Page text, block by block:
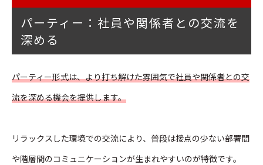
パーティー：社員や関係者との交流を
深める
パーティー形式は、より打ち解けた雰囲気で社員や関係者との交
流を深める機会を提供します。
リラックスした環境での交流により、普段は接点の少ない部署間
や階層間のコミュニケーションが生まれやすいのが特徴です。